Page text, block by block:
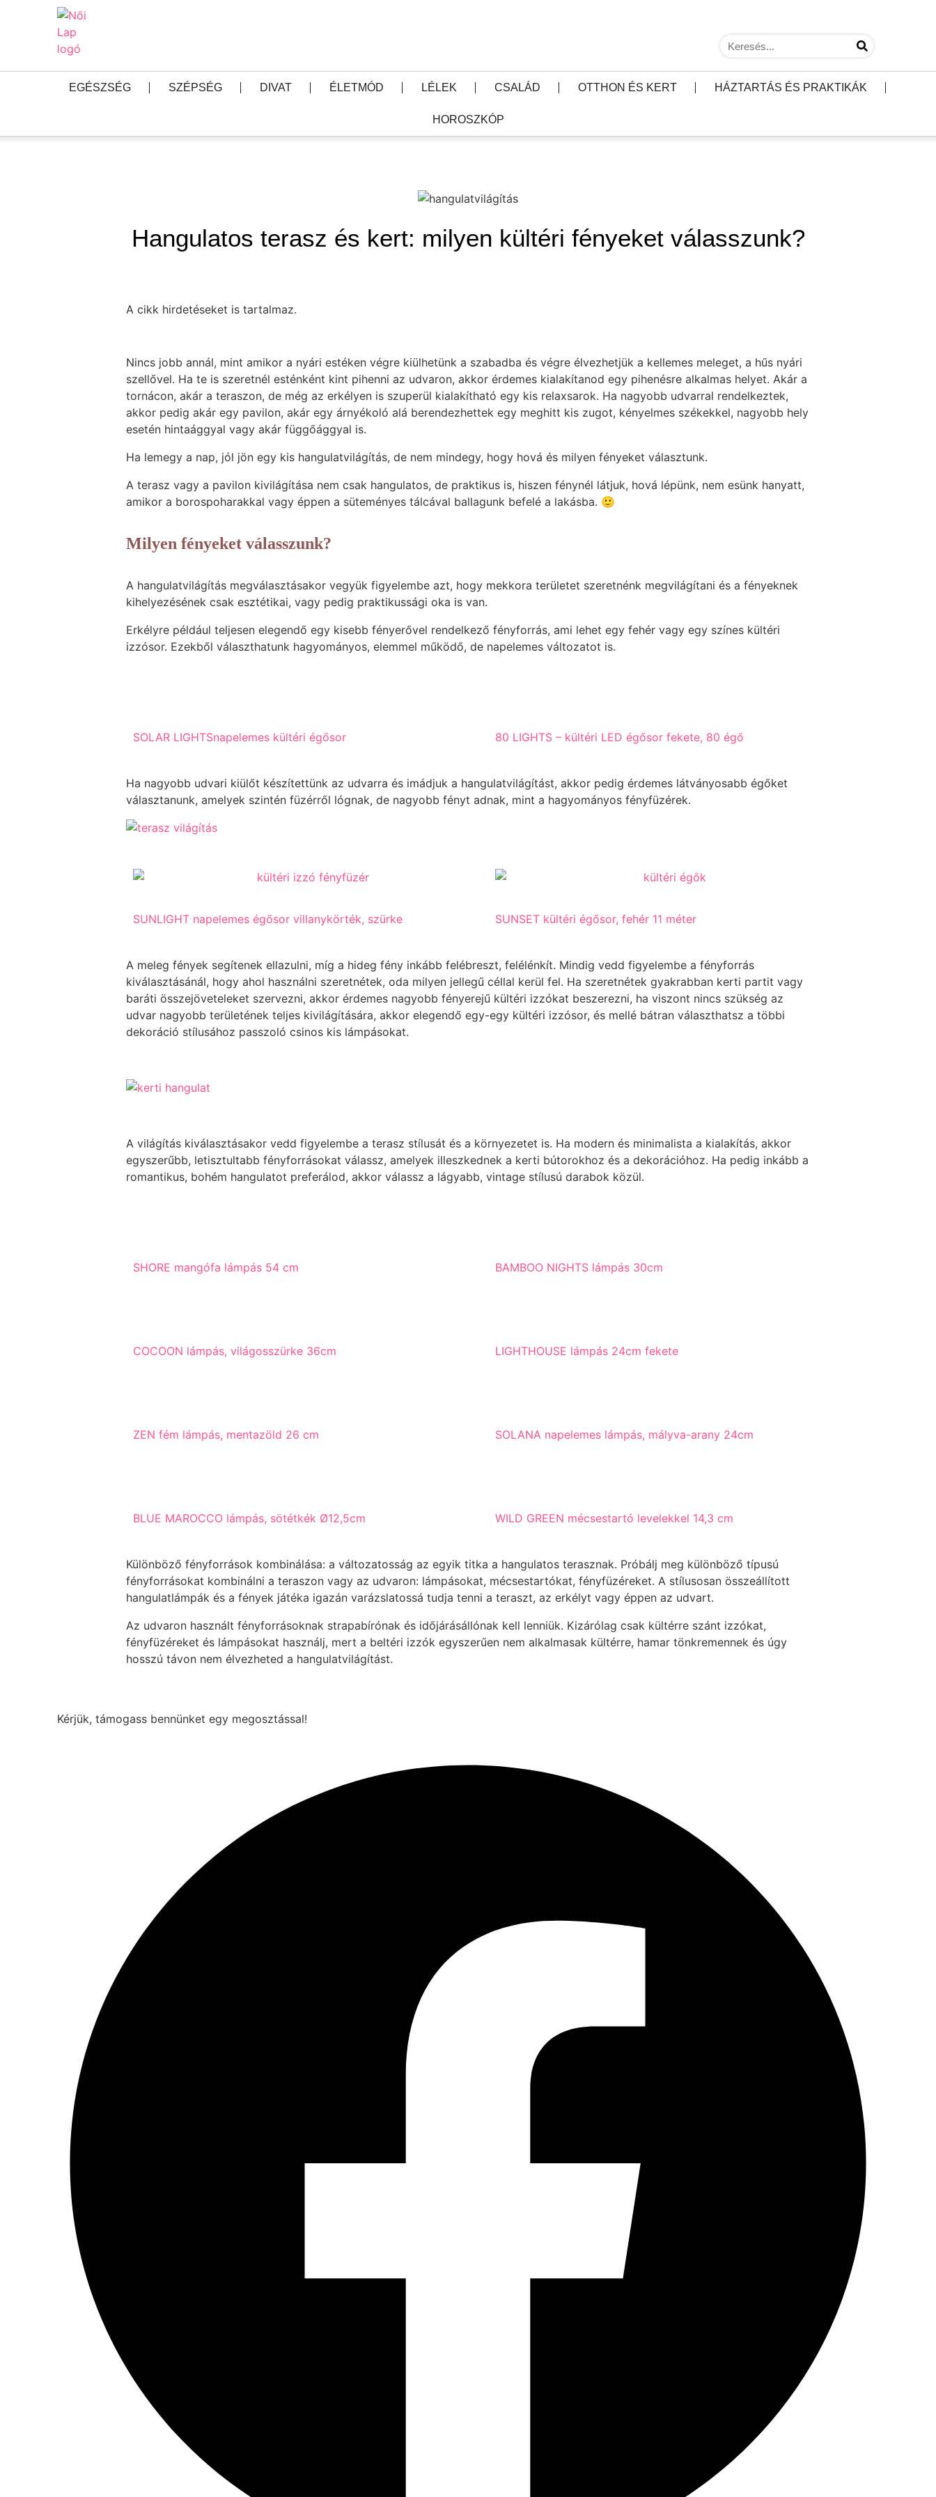
EGÉSZSÉG SZÉPSÉG DIVAT ÉLETMÓD LÉLEK CSALÁD OTTHON ÉS KERT HÁZTARTÁS ÉS PRAKTIKÁK
HOROSZKÓP
Hangulatos terasz és kert: milyen kültéri fényeket válasszunk?
A cikk hirdetéseket is tartalmaz.
Nincs jobb annál, mint amikor a nyári estéken végre kiülhetünk a szabadba és végre élvezhetjük a kellemes meleget, a hűs nyári
szellővel. Ha te is szeretnél esténként kint pihenni az udvaron, akkor érdemes kialakítanod egy pihenésre alkalmas helyet. Akár a
tornácon, akár a teraszon, de még az erkélyen is szuperül kialakítható egy kis relaxsarok. Ha nagyobb udvarral rendelkeztek,
akkor pedig akár egy pavilon, akár egy árnyékoló alá berendezhettek egy meghitt kis zugot, kényelmes székekkel, nagyobb hely
esetén hintaággyal vagy akár függőággyal is.
Ha lemegy a nap, jól jön egy kis hangulatvilágítás, de nem mindegy, hogy hová és milyen fényeket választunk.
A terasz vagy a pavilon kivilágítása nem csak hangulatos, de praktikus is, hiszen fénynél látjuk, hová lépünk, nem esünk hanyatt,
amikor a borospoharakkal vagy éppen a süteményes tálcával ballagunk befelé a lakásba. 🙂
Milyen fényeket válasszunk?
A hangulatvilágítás megválasztásakor vegyük figyelembe azt, hogy mekkora területet szeretnénk megvilágítani és a fényeknek
kihelyezésének csak esztétikai, vagy pedig praktikussági oka is van.
Erkélyre például teljesen elegendő egy kisebb fényerővel rendelkező fényforrás, ami lehet egy fehér vagy egy színes kültéri
izzósor. Ezekből választhatunk hagyományos, elemmel működő, de napelemes változatot is.
SOLAR LIGHTSnapelemes kültéri égősor 80 LIGHTS – kültéri LED égősor fekete, 80 égő
Ha nagyobb udvari kiülőt készítettünk az udvarra és imádjuk a hangulatvilágítást, akkor pedig érdemes látványosabb égőket
választanunk, amelyek szintén füzérről lógnak, de nagyobb fényt adnak, mint a hagyományos fényfüzérek.
SUNLIGHT napelemes égősor villanykörték, szürke SUNSET kültéri égősor, fehér 11 méter
A meleg fények segítenek ellazulni, míg a hideg fény inkább felébreszt, felélénkít. Mindig vedd figyelembe a fényforrás
kiválasztásánál, hogy ahol használni szeretnétek, oda milyen jellegű céllal kerül fel. Ha szeretnétek gyakrabban kerti partit vagy
baráti összejöveteleket szervezni, akkor érdemes nagyobb fényerejű kültéri izzókat beszerezni, ha viszont nincs szükség az
udvar nagyobb területének teljes kivilágítására, akkor elegendő egy-egy kültéri izzósor, és mellé bátran választhatsz a többi
dekoráció stílusához passzoló csinos kis lámpásokat.
A világítás kiválasztásakor vedd figyelembe a terasz stílusát és a környezetet is. Ha modern és minimalista a kialakítás, akkor
egyszerűbb, letisztultabb fényforrásokat válassz, amelyek illeszkednek a kerti bútorokhoz és a dekorációhoz. Ha pedig inkább a
romantikus, bohém hangulatot preferálod, akkor válassz a lágyabb, vintage stílusú darabok közül.
SHORE mangófa lámpás 54 cm BAMBOO NIGHTS lámpás 30cm
COCOON lámpás, világosszürke 36cm LIGHTHOUSE lámpás 24cm fekete
ZEN fém lámpás, mentazöld 26 cm SOLANA napelemes lámpás, mályva-arany 24cm
BLUE MAROCCO lámpás, sötétkék Ø12,5cm WILD GREEN mécsestartó levelekkel 14,3 cm
Különböző fényforrások kombinálása: a változatosság az egyik titka a hangulatos terasznak. Próbálj meg különböző típusú
fényforrásokat kombinálni a teraszon vagy az udvaron: lámpásokat, mécsestartókat, fényfüzéreket. A stílusosan összeállított
hangulatlámpák és a fények játéka igazán varázslatossá tudja tenni a teraszt, az erkélyt vagy éppen az udvart.
Az udvaron használt fényforrásoknak strapabírónak és időjárásállónak kell lenniük. Kizárólag csak kültérre szánt izzókat,
fényfüzéreket és lámpásokat használj, mert a beltéri izzók egyszerűen nem alkalmasak kültérre, hamar tönkremennek és úgy
hosszú távon nem élvezheted a hangulatvilágítást.
Kérjük, támogass bennünket egy megosztással!